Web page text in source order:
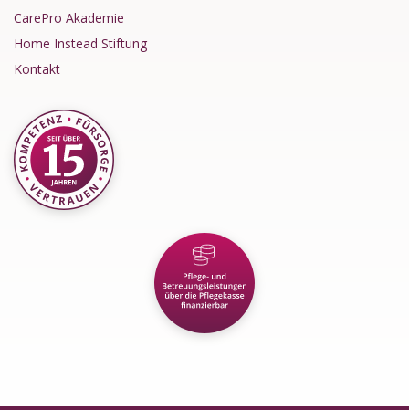
CarePro Akademie
Home Instead Stiftung
Kontakt